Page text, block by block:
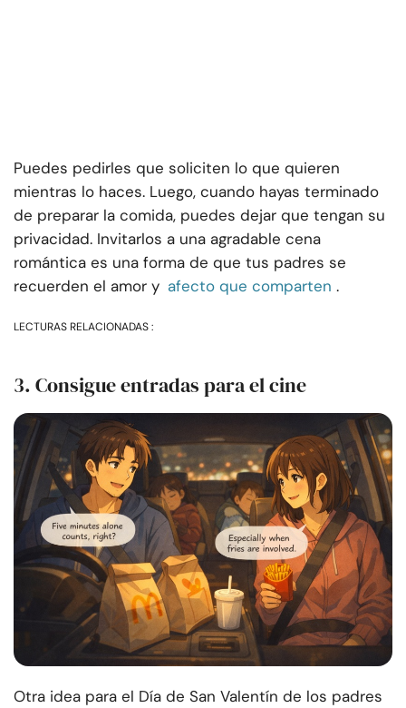
Puedes pedirles que soliciten lo que quieren
mientras lo haces. Luego, cuando hayas terminado
de preparar la comida, puedes dejar que tengan su
privacidad. Invitarlos a una agradable cena
romántica es una forma de que tus padres se
recuerden el amor y afecto que comparten .
LECTURAS RELACIONADAS :
3. Consigue entradas para el cine
Otra idea para el Día de San Valentín de los padres